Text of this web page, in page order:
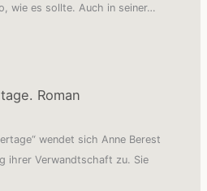
wie es sollte. Auch in seiner…
Roman
wendet sich Anne Berest
ihrer Verwandtschaft zu. Sie